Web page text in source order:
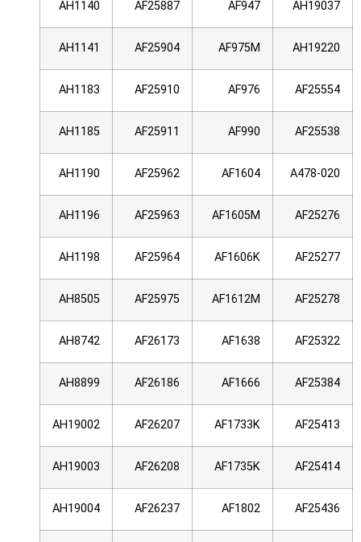
AH19037
AF947
AF25887
AH1140
AH19220
AF975M
AF25904
AH1141
AF25554
AF976
AF25910
AH1183
AF25538
AF990
AF25911
AH1185
A478-020
AF1604
AF25962
AH1190
AF25276
AF1605M
AF25963
AH1196
AF25277
AF1606K
AF25964
AH1198
AF25278
AF1612M
AF25975
AH8505
AF25322
AF1638
AF26173
AH8742
AF25384
AF1666
AF26186
AH8899
AF25413
AF1733K
AF26207
AH19002
AF25414
AF1735K
AF26208
AH19003
AF25436
AF1802
AF26237
AH19004